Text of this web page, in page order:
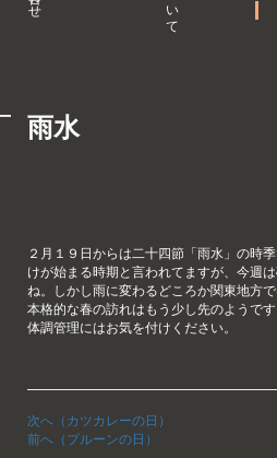
雨水
２月１９日からは二十四節「雨水」の時
けが始まる時期と言われてますが、今週
ね。しかし雨に変わるどころか関東地方
本格的な春の訪れはもう少し先のようで
体調管理にはお気を付けください。
次へ（カツカレーの日）
前へ（プルーンの日）